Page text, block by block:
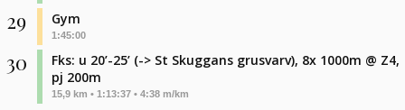
29 Gym
1:45:00
30
Fks: u 20’-25’ (-> St Skuggans grusvarv), 8x 1000m @ Z4,
pj 200m
15,9 km • 1:13:37 • 4:38 m/km